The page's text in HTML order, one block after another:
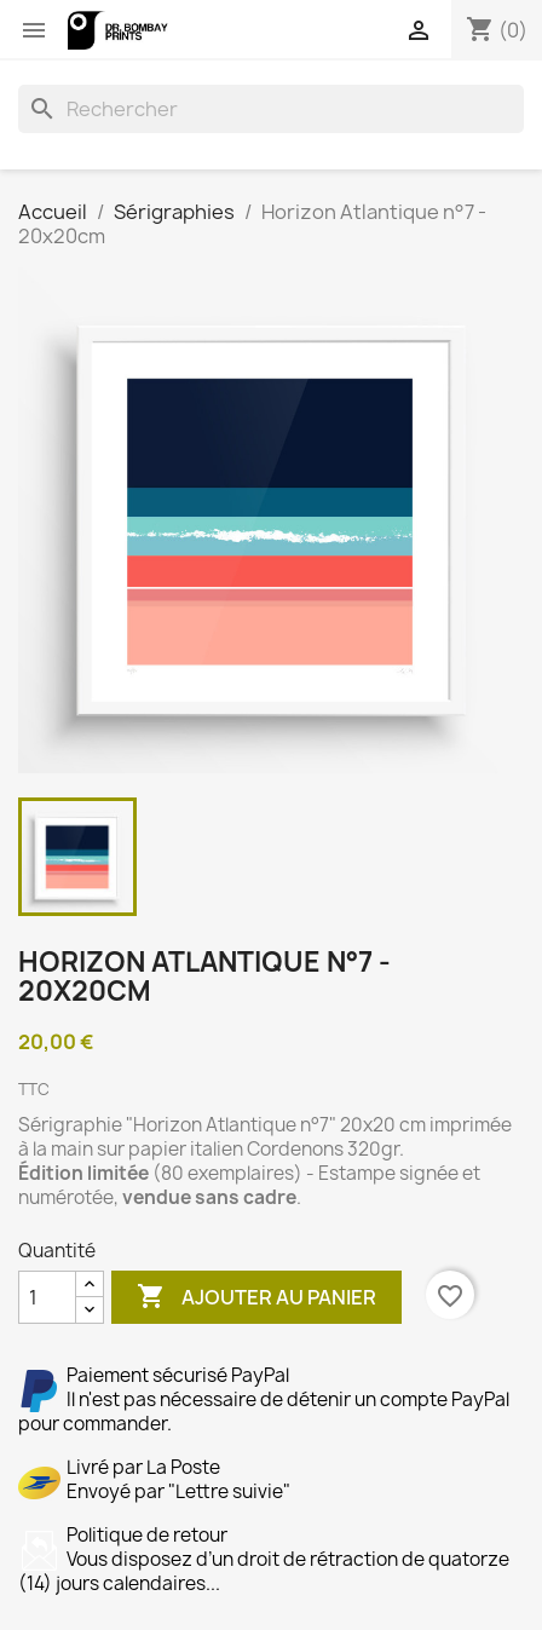
 shopping_cart (0)

search
Accueil Sérigraphies
Horizon Atlantique n°7 -
20x20cm
HORIZON ATLANTIQUE N°7 -
20X20CM
20,00 €
TTC
Sérigraphie "Horizon Atlantique n°7" 20x20 cm imprimée
à la main sur papier italien Cordenons 320gr.
Édition limitée (80 exemplaires) - Estampe signée et
numérotée,vendue sans cadre.
Quantité
 AJOUTER AU PANIER favorite_border
Paiement sécurisé PayPal
Il n'est pas nécessaire de détenir un compte PayPal
pour commander.
Livré par La Poste
Envoyé par "Lettre suivie"
Politique de retour
Vous disposez d’un droit de rétraction de quatorze
(14) jours calendaires...